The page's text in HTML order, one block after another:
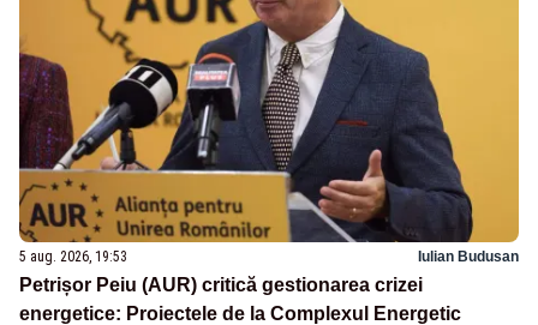
5 aug. 2026, 19:53 Iulian Budusan
Petrișor Peiu (AUR) critică gestionarea crizei
energetice: Proiectele de la Complexul Energetic